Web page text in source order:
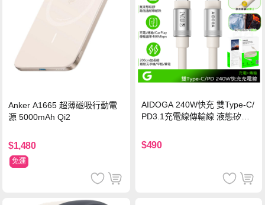
Anker A1665 超薄磁吸行動電
源 5000mAh Qi2
$1,480
免運
AIDOGA 240W快充 雙Type-C/
PD3.1充電線傳輸線 液態矽膠
機/平板/筆電
$490